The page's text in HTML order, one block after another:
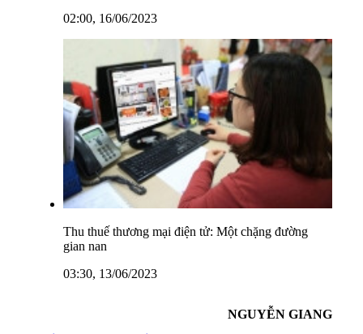
02:00, 16/06/2023
Thu thuế thương mại điện tử: Một chặng đường
gian nan
03:30, 13/06/2023
NGUYỄN GIANG